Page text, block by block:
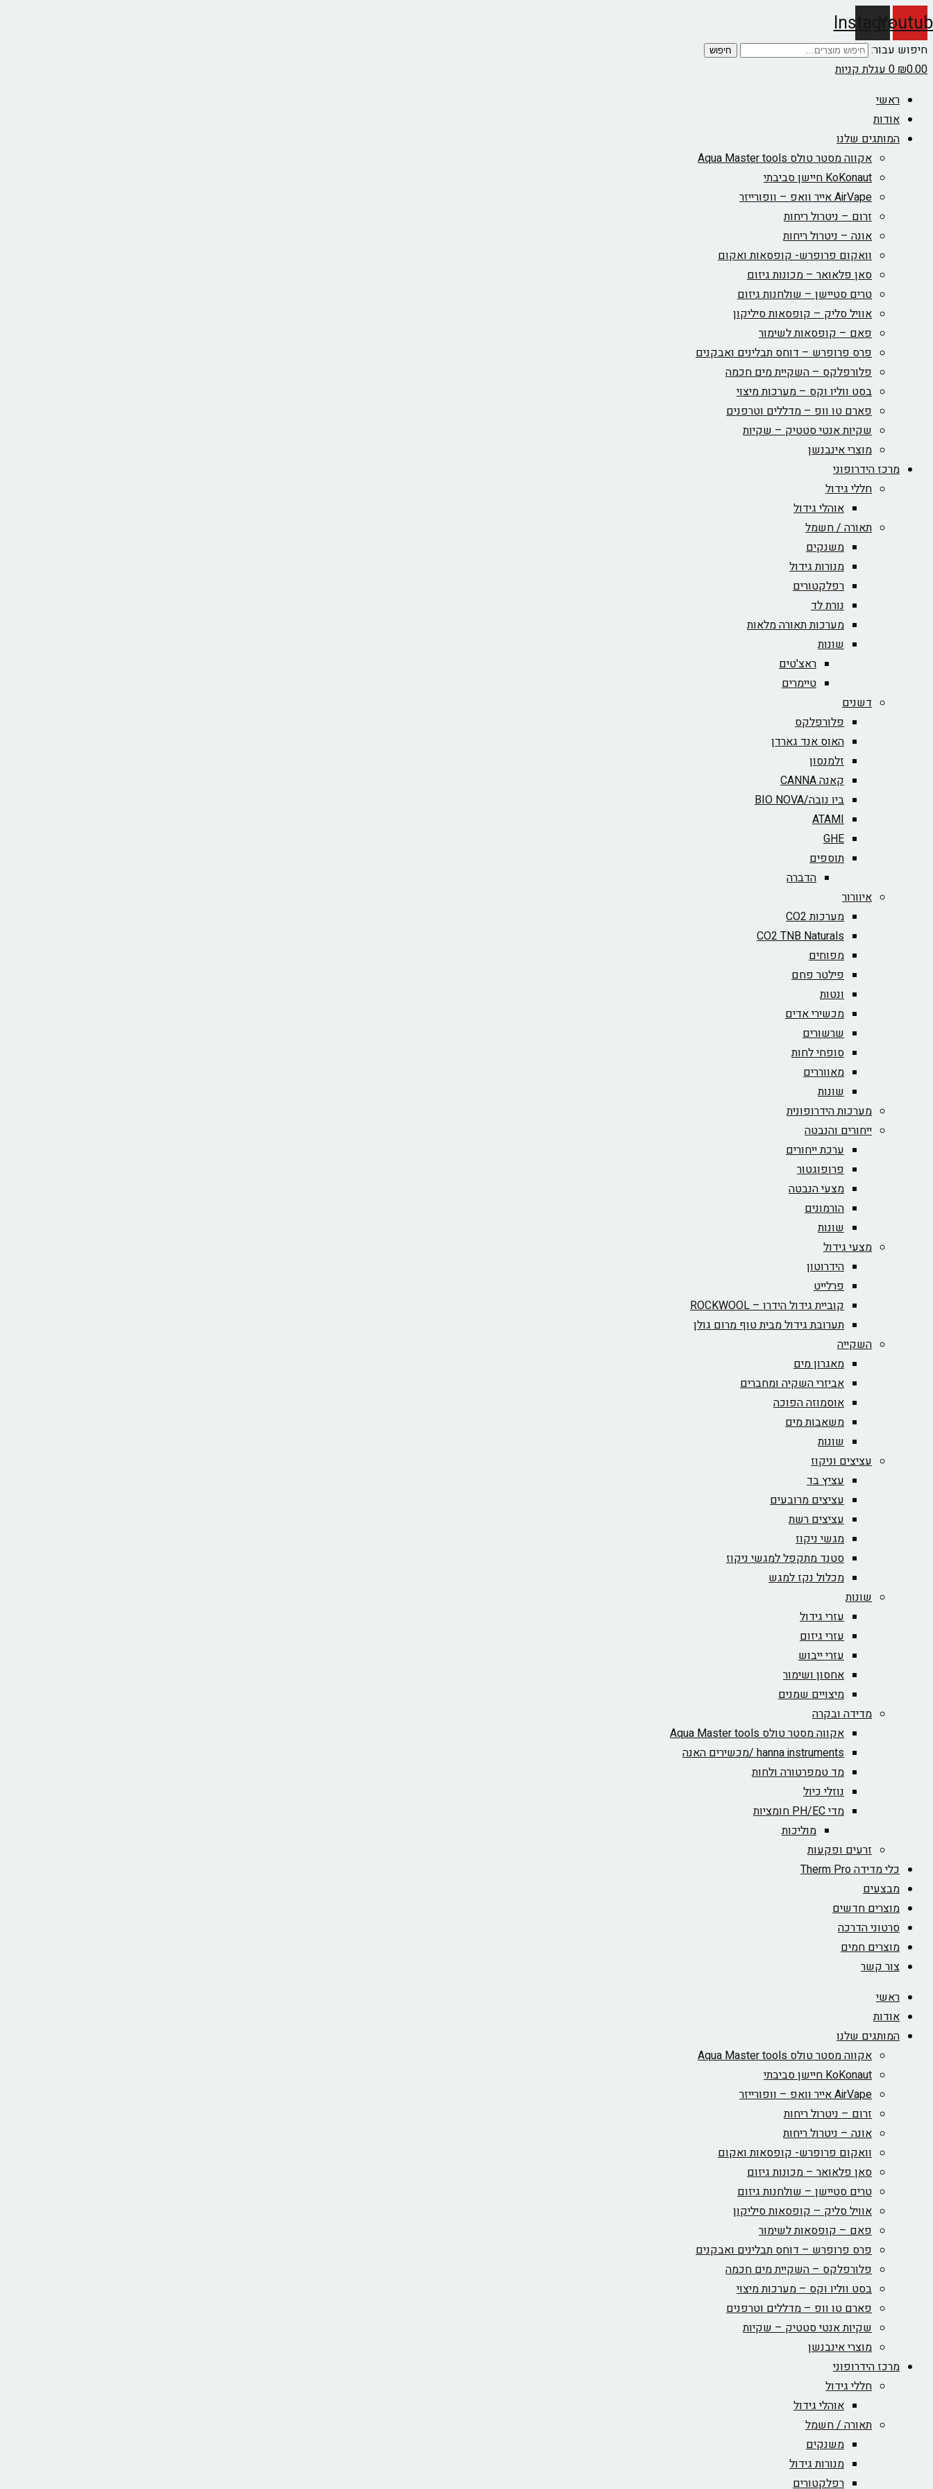
Instagram
חיפוש עבור: חיפוש
₪0.00
0עגלת קניות
ראשי
אודות
המותגים שלנו
אקווה מסטר טולס Aqua Master tools
KoKonaut חיישן סביבתי
AirVape אייר וואפ – וופורייזר
זרום – ניטרול ריחות
אונה – ניטרול ריחות
וואקום פרופרש- קופסאות ואקום
סאן פלאואר – מכונות גיזום
טרים סטיישן – שולחנות גיזום
אוויל סליק – קופסאות סיליקון
פאם – קופסאות לשימור
פרס פרופרש – דוחס תבלינים ואבקנים
פלורפלקס – השקיית מים חכמה
בסט ווליו וקס – מערכות מיצוי
פארם טו וופ – מדללים וטרפנים
שקיות אנטי סטטיק – שקיות
מוצרי אינבנשן
מרכז הידרופוני
חללי גידול
אוהלי גידול
תאורה / חשמל
משנקים
מנורות גידול
רפלקטורים
נורת לד
מערכות תאורה מלאות
שונות
ראצ'טים
טיימרים
דשנים
פלורפלקס
האוס אנד גארדן
זלמנסון
קאנה CANNA
ביו נובה/BIO NOVA‏
ATAMI
GHE
תוספים
הדברה
איוורור
מערכות CO2
CO2 TNB Naturals
מפוחים
פילטר פחם
ונטות
מכשירי אדים
שרשורים
סופחי לחות
מאווררים
שונות
מערכות הידרופונית
ייחורים והנבטה
ערכת ייחורים
פרופוגטור
מצעי הנבטה
הורמונים
שונות
מצעי גידול
הידרוטון
פרלייט
קוביית גידול הידרו – ROCKWOOL‏
תערובת גידול מבית טוף מרום גולן
השקייה
מאגרון מים
אביזרי השקיה ומחברים
אוסמוזה הפוכה
משאבות מים
שונות
עציצים וניקוז
עציץ בד
עציצים מרובעים
עציצים רשת
מגשי ניקוז
סטנד מתקפל למגשי ניקוז
מכלול נקז למגש
שונות
עזרי גידול
עזרי גיזום
עזרי ייבוש
אחסון ושימור
מיצויים שמנים
מדידה ובקרה
אקווה מסטר טולס Aqua Master tools
hanna instruments /מכשירים האנה
מד טמפרטורה ולחות
נוזלי כיול
מדי PH/EC חומציות
מוליכות
זרעים ופקעות
כלי מדידה Therm Pro
מבצעים
מוצרים חדשים
סרטוני הדרכה
מוצרים חמים
צור קשר
ראשי
אודות
המותגים שלנו
אקווה מסטר טולס Aqua Master tools
KoKonaut חיישן סביבתי
AirVape אייר וואפ – וופורייזר
זרום – ניטרול ריחות
אונה – ניטרול ריחות
וואקום פרופרש- קופסאות ואקום
סאן פלאואר – מכונות גיזום
טרים סטיישן – שולחנות גיזום
אוויל סליק – קופסאות סיליקון
פאם – קופסאות לשימור
פרס פרופרש – דוחס תבלינים ואבקנים
פלורפלקס – השקיית מים חכמה
בסט ווליו וקס – מערכות מיצוי
פארם טו וופ – מדללים וטרפנים
שקיות אנטי סטטיק – שקיות
מוצרי אינבנשן
מרכז הידרופוני
חללי גידול
אוהלי גידול
תאורה / חשמל
משנקים
מנורות גידול
רפלקטורים